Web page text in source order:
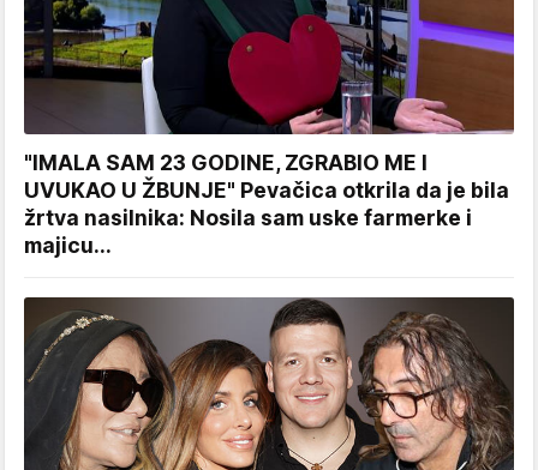
"IMALA SAM 23 GODINE, ZGRABIO ME I
UVUKAO U ŽBUNJE" Pevačica otkrila da je bila
žrtva nasilnika: Nosila sam uske farmerke i
majicu...